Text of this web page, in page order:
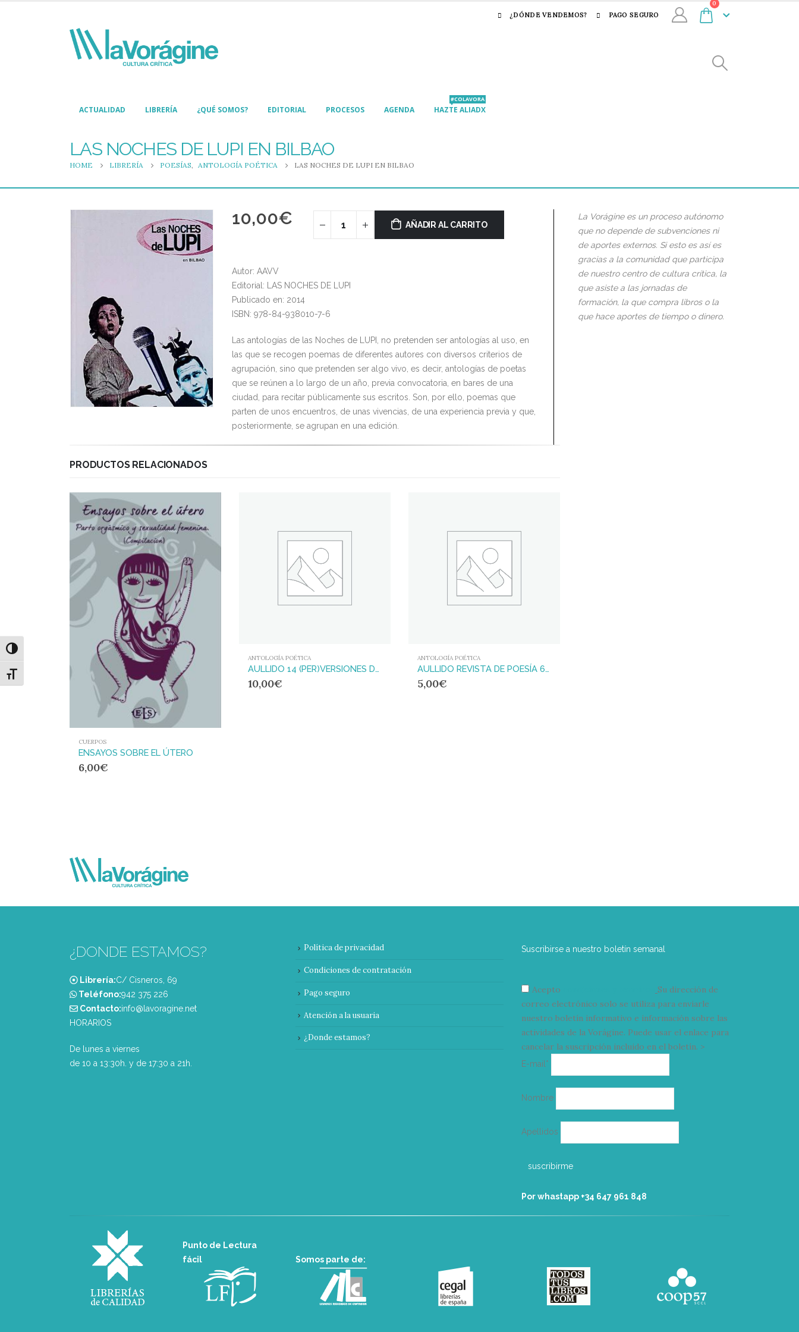
Alternar alto contraste
Alternar tamaño de letra
¿DÓNDE VENDEMOS? PAGO SEGURO
0
ACTUALIDAD LIBRERÍA ¿QUÉ SOMOS? EDITORIAL PROCESOS AGENDA HAZTE ALIADX
#COLAVORA
LAS NOCHES DE LUPI EN BILBAO
HOME LIBRERÍA POESÍAS, ANTOLOGÍA POÉTICA LAS NOCHES DE LUPI EN BILBAO
10,00€ AÑADIR AL CARRITO
Autor: AAVV
Editorial: LAS NOCHES DE LUPI
Publicado en: 2014
ISBN: 978-84-938010-7-6
Las antologías de las Noches de LUPI, no pretenden ser antologías al uso, en
las que se recogen poemas de diferentes autores con diversos criterios de
agrupación, sino que pretenden ser algo vivo, es decir, antologías de poetas
que se reúnen a lo largo de un año, previa convocatoria, en bares de una
ciudad, para recitar públicamente sus escritos. Son, por ello, poemas que
parten de unos encuentros, de unas vivencias, de una experiencia previa y que,
posteriormente, se agrupan en una edición.
PRODUCTOS RELACIONADOS
CUERPOS
ENSAYOS SOBRE EL ÚTERO
6,00€
ANTOLOGÍA POÉTICA
AULLIDO 14 (PER)VERSIONES DESDE EL PARAÍSO
10,00€
ANTOLOGÍA POÉTICA
AULLIDO REVISTA DE POESÍA 6/7
5,00€
La Vorágine es un proceso autónomo
que no depende de subvenciones ni
de aportes externos. Si esto es así es
gracias a la comunidad que participa
de nuestro centro de cultura crítica, la
que asiste a las jornadas de
formación, la que compra libros o la
que hace aportes de tiempo o dinero.
¿DONDE ESTAMOS?
Librería:C/ Cisneros, 69
Teléfono:‭942 375 226‬
Contacto:info@lavoragine.net
HORARIOS
De lunes a viernes
de 10 a 13:30h. y de 17:30 a 21h.
Política de privacidad
Condiciones de contratación
Pago seguro
Atención a la usuaria
¿Donde estamos?
Suscribirse a nuestro boletín semanal
Acepto
Su dirección de
correo electrónico solo se utiliza para enviarle
nuestro boletín informativo e información sobre las
actividades de la Vorágine. Puede usar el enlace para
cancelar la suscripción incluido en el boletín. >
E-mail*
electrónico
Nombre
Apellidos
Por whastapp +34 ‭647 961 848‬
Punto de Lectura
fácil
Somos parte de: